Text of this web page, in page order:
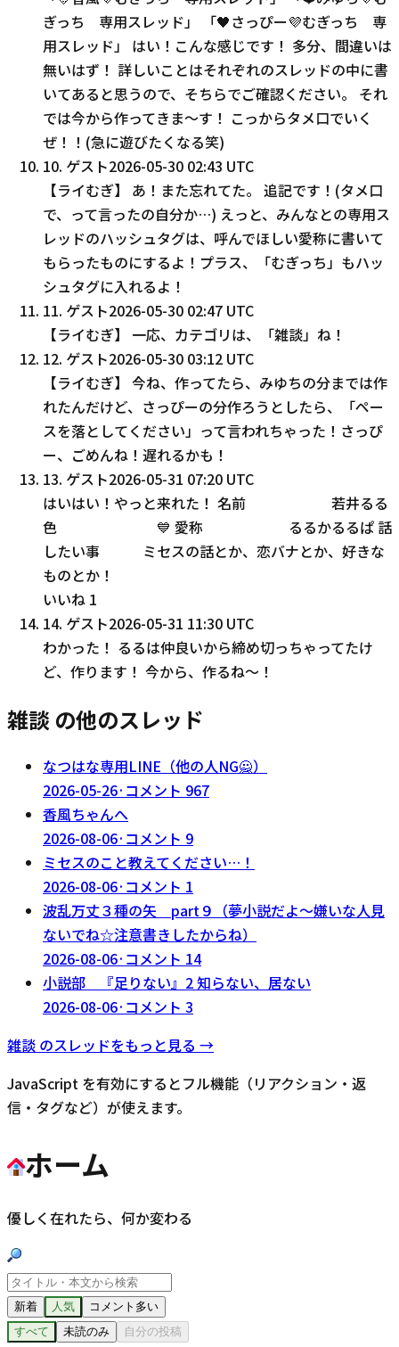
ぎっち 専用スレッド」 「🖤さっぴー💜むぎっち 専
用スレッド」 はい！こんな感じです！ 多分、間違いは
無いはず！ 詳しいことはそれぞれのスレッドの中に書
いてあると思うので、そちらでご確認ください。 それ
では今から作ってきま〜す！ こっからタメ口でいく
ぜ！！(急に遊びたくなる笑)
10. ゲスト2026-05-30 02:43 UTC
【ライむぎ】 あ！また忘れてた。 追記です！(タメ口
で、って言ったの自分か…) えっと、みんなとの専用ス
レッドのハッシュタグは、呼んでほしい愛称に書いて
もらったものにするよ！プラス、「むぎっち」もハッ
シュタグに入れるよ！
11. ゲスト2026-05-30 02:47 UTC
【ライむぎ】 一応、カテゴリは、「雑談」ね！
12. ゲスト2026-05-30 03:12 UTC
【ライむぎ】 今ね、作ってたら、みゆちの分までは作
れたんだけど、さっぴーの分作ろうとしたら、「ペー
スを落としてください」って言われちゃった！さっぴ
ー、ごめんね！遅れるかも！
13. ゲスト2026-05-31 07:20 UTC
はいはい！やっと来れた！ 名前 若井るる
色 💙 愛称 るるかるるぱ 話
したい事 ミセスの話とか、恋バナとか、好きな
ものとか！
いいね 1
14. ゲスト2026-05-31 11:30 UTC
わかった！ るるは仲良いから締め切っちゃってたけ
ど、作ります！ 今から、作るね〜！
雑談 の他のスレッド
なつはな専用LINE（他の人NG🙅）
2026-05-26· コメント 967
香風ちゃんへ
2026-08-06· コメント 9
ミセスのこと教えてください…！
2026-08-06· コメント 1
波乱万丈３種の矢 part９（夢小説だよ～嫌いな人見
ないでね☆注意書きしたからね）
2026-08-06· コメント 14
小説部 『足りない』2 知らない、居ない
2026-08-06· コメント 3
雑談 のスレッドをもっと見る →
JavaScript を有効にするとフル機能（リアクション・返
信・タグなど）が使えます。
ホーム
優しく在れたら、何か変わる
新着 人気
コメント多い
すべて
未読のみ 自分の投稿